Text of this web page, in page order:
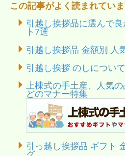
この記事がよく読まれてい
引越し挨拶品に選んで
ト7選
引越し挨拶品 金額別 人
引越し挨拶 のしについて
上棟式の手土産、人気
どのマナー特集
引っ越し挨拶品 ギフト